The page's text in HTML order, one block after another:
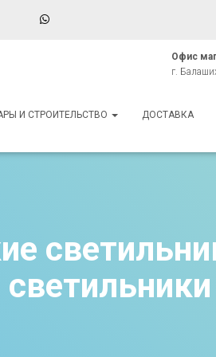
Офис
г.
И СТРОИТЕЛЬСТВО ДОСТАВКА